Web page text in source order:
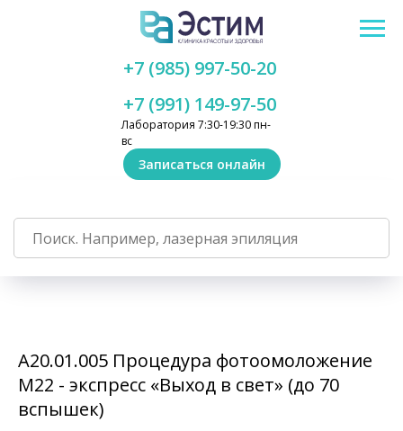
Лаборатория 7:30-19:30 пн-
вс
+7 (991) 149-97-50
+7 (985) 997-50-20
Записаться онлайн
А20.01.005 Процедура фотоомоложение
М22 - экспресс «Выход в свет» (до 70
вспышек)